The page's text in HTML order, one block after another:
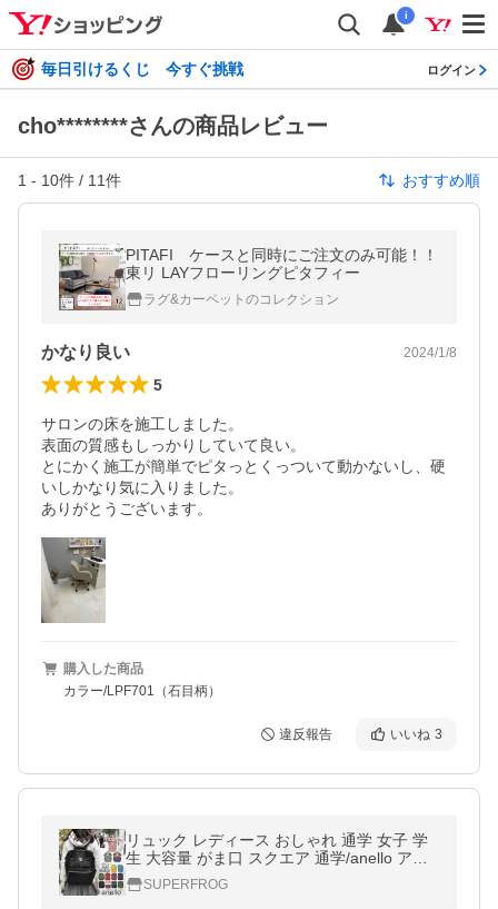
i
毎日引けるくじ 今すぐ挑戦 ログイン
cho********さんの商品レビュー
1 - 10件 / 11件 おすすめ順
PITAFI ケースと同時にご注文のみ可能！！
東リ LAYフローリングピタフィー
ラグ&カーペットのコレクション
かなり良い 2024/1/8
5
サロンの床を施工しました。
表面の質感もしっかりしていて良い。
とにかく施工が簡単でピタっとくっついて動かないし、硬
いしかなり気に入りました。
購入した商品
カラー/LPF701（石目柄）
違反報告 いいね 3
リュック レディース おしゃれ 通学 女子 学
生 大容量 がま口 スクエア 通学/anello アネ
ロ 背面ファスナー付 ポリキャンバス 口金リ
ュック AT-B0193A 正規品
SUPERFROG